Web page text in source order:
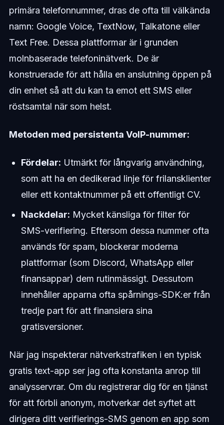
primära telefonnummer, dras de ofta till välkända
namn: Google Voice, TextNow, Talkatone eller
Text Free. Dessa plattformar är i grunden
molnbaserade telefoninätverk. De är
konstruerade för att hålla en anslutning öppen på
din enhet så att du kan ta emot ett SMS eller
röstsamtal när som helst.
Metoden med persistenta VoIP-nummer:
Fördelar: Utmärkt för långvarig användning,
som att ha en dedikerad linje för frilansklienter
eller ett kontaktnummer på ett offentligt CV.
Nackdelar: Mycket känsliga för filter för
SMS-verifiering. Eftersom dessa nummer ofta
används för spam, blockerar moderna
plattformar (som Discord, WhatsApp eller
finansappar) dem rutinmässigt. Dessutom
innehåller apparna ofta spårnings-SDK:er från
tredje part för att finansiera sina
gratisversioner.
När jag inspekterar nätverkstrafiken i en typisk
gratis text-app ser jag ofta konstanta anrop till
analysservrar. Om du registrerar dig för en tjänst
för att förbli anonym, motverkar det syftet att
dirigera ditt verifierings-SMS genom en app som